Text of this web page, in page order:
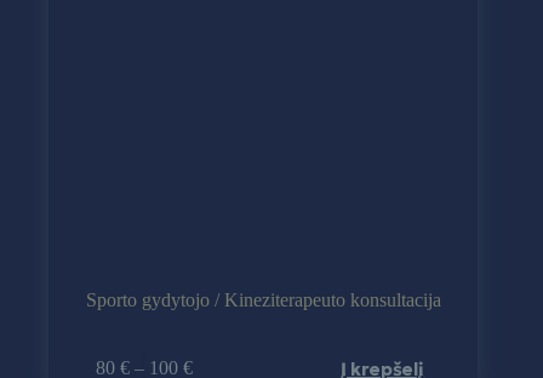
Sporto gydytojo / Kineziterapeuto konsultacija
80 €– 100 € Į krepšelį